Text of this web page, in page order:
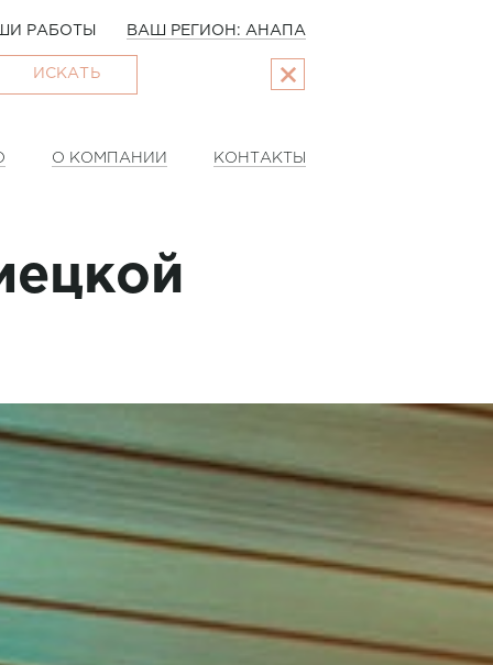
РАБОТЫ ВАШ РЕГИОН: АНАПА
ИСКАТЬ
О КОМПАНИИ КОНТАКТЫ